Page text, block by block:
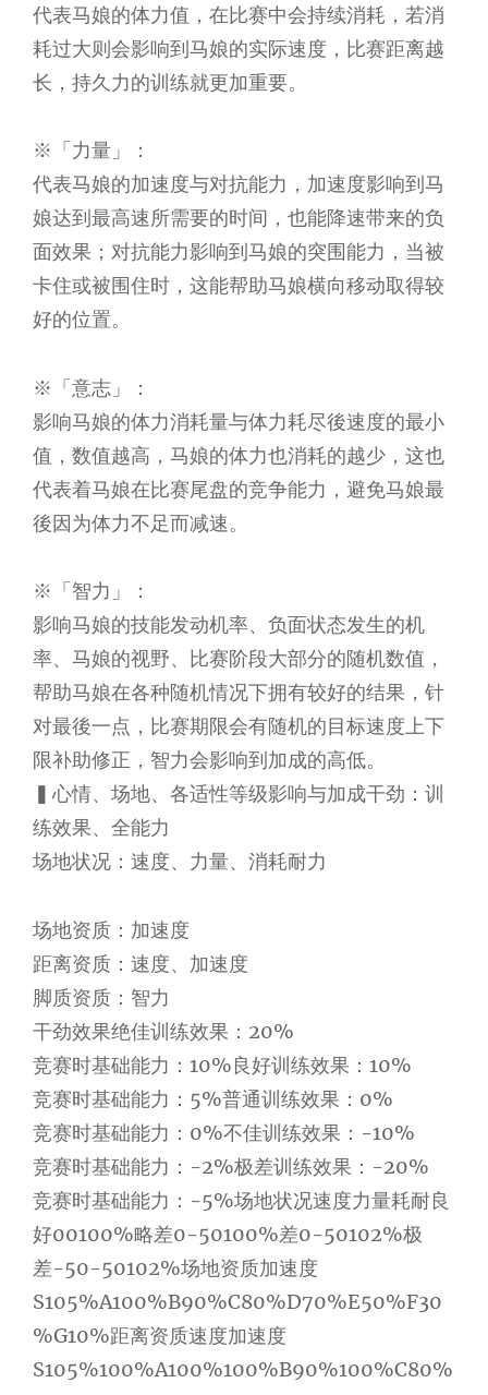
代表马娘的体力值，在比赛中会持续消耗，若消
耗过大则会影响到马娘的实际速度，比赛距离越
长，持久力的训练就更加重要。
※「力量」：
代表马娘的加速度与对抗能力，加速度影响到马
娘达到最高速所需要的时间，也能降速带来的负
面效果；对抗能力影响到马娘的突围能力，当被
卡住或被围住时，这能帮助马娘横向移动取得较
好的位置。
※「意志」：
影响马娘的体力消耗量与体力耗尽後速度的最小
值，数值越高，马娘的体力也消耗的越少，这也
代表着马娘在比赛尾盘的竞争能力，避免马娘最
後因为体力不足而减速。
※「智力」：
影响马娘的技能发动机率、负面状态发生的机
率、马娘的视野、比赛阶段大部分的随机数值，
帮助马娘在各种随机情况下拥有较好的结果，针
对最後一点，比赛期限会有随机的目标速度上下
限补助修正，智力会影响到加成的高低。
▍心情、场地、各适性等级影响与加成干劲：训
练效果、全能力
场地状况：速度、力量、消耗耐力
场地资质：加速度
距离资质：速度、加速度
脚质资质：智力
干劲效果绝佳训练效果：20%
竞赛时基础能力：10%良好训练效果：10%
竞赛时基础能力：5%普通训练效果：0%
竞赛时基础能力：0%不佳训练效果：-10%
竞赛时基础能力：-2%极差训练效果：-20%
竞赛时基础能力：-5%场地状况速度力量耗耐良
好00100%略差0-50100%差0-50102%极
差-50-50102%场地资质加速度
S105%A100%B90%C80%D70%E50%F30
%G10%距离资质速度加速度
S105%100%A100%100%B90%100%C80%